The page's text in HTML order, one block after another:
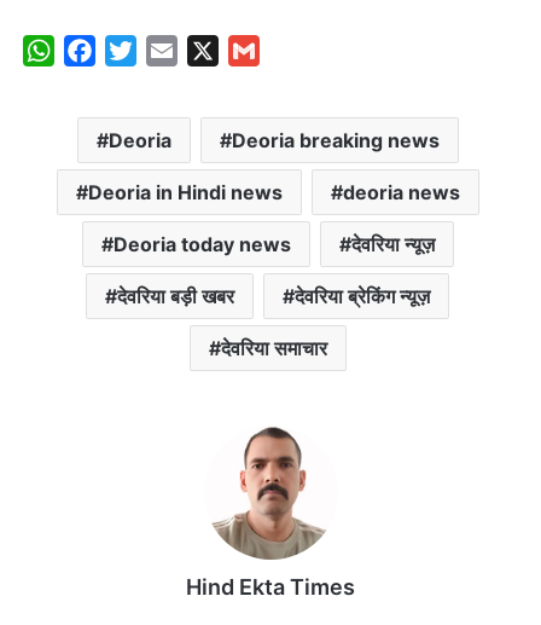
W
s
c
e
b
o
o
k
i
t
t
e
r
a
l
a
i
l
Deoria Deoria breaking news
Deoria in Hindi news deoria news
Deoria today news देवरिया न्यूज़
देवरिया बड़ी खबर देवरिया ब्रेकिंग न्यूज़
देवरिया समाचार
Hind Ekta Times